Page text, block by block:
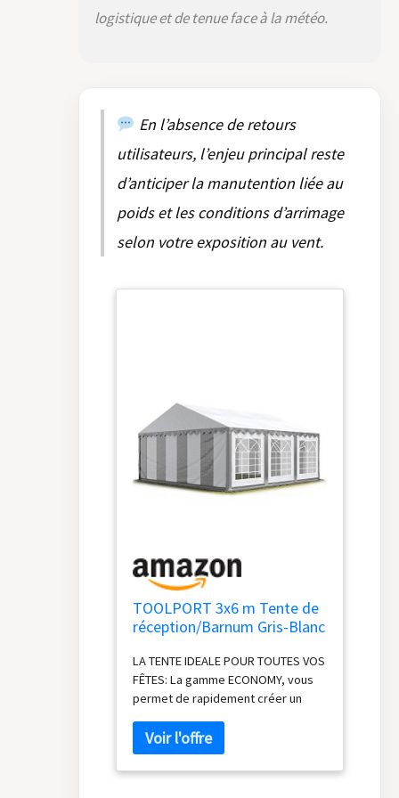
logistique et de tenue face à la météo.
En l’absence de retours
utilisateurs, l’enjeu principal reste
d’anticiper la manutention liée au
poids et les conditions d’arrimage
selon votre exposition au vent.
TOOLPORT 3x6 m Tente de
réception/Barnum Gris-Blanc
700 N
LA TENTE IDEALE POUR TOUTES VOS
FÊTES: La gamme ECONOMY, vous
permet de rapidement créer un
réceptions !TOILE DE HAUTE
QUALITÉ: Les toiles en PVC 700 N -
La meilleure qualité du moment: toit